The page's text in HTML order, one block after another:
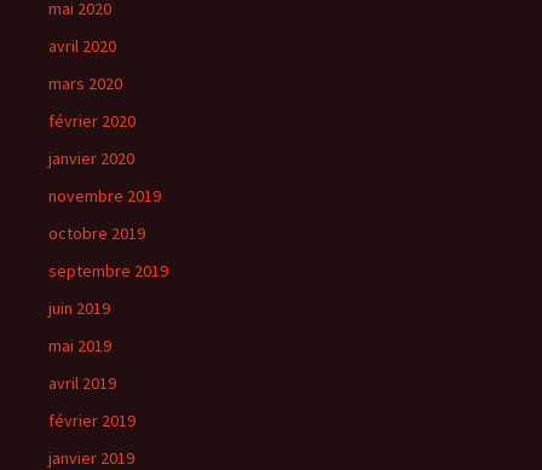
mai 2020
avril 2020
mars 2020
février 2020
janvier 2020
novembre 2019
octobre 2019
septembre 2019
juin 2019
mai 2019
avril 2019
février 2019
janvier 2019